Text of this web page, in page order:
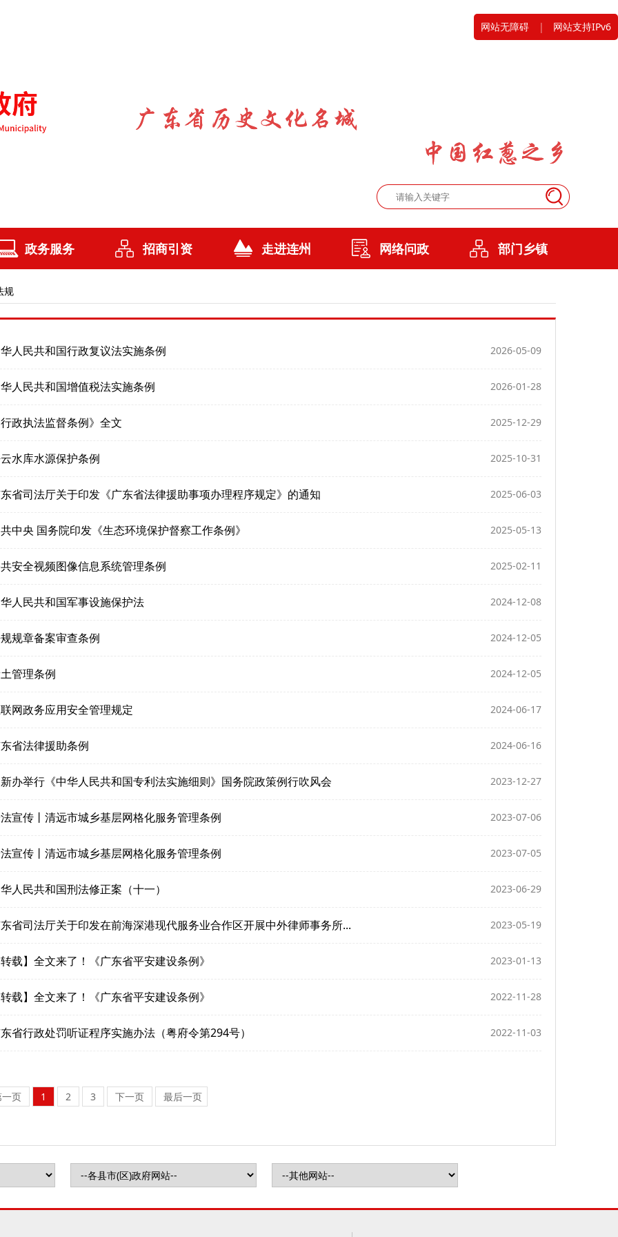
网站无障碍 | 网站支持IPv6
政务服务 招商引资 走进连州 网络问政 部门乡镇
规
人民共和国行政复议法实施条例 2026-05-09
人民共和国增值税法实施条例 2026-01-28
政执法监督条例》全文 2025-12-29
水库水源保护条例 2025-10-31
省司法厅关于印发《广东省法律援助事项办理程序规定》的通知 2025-06-03
中央 国务院印发《生态环境保护督察工作条例》 2025-05-13
安全视频图像信息系统管理条例 2025-02-11
人民共和国军事设施保护法 2024-12-08
规章备案审查条例 2024-12-05
管理条例 2024-12-05
网政务应用安全管理规定 2024-06-17
省法律援助条例 2024-06-16
办举行《中华人民共和国专利法实施细则》国务院政策例行吹风会 2023-12-27
宣传丨清远市城乡基层网格化服务管理条例 2023-07-06
宣传丨清远市城乡基层网格化服务管理条例 2023-07-05
人民共和国刑法修正案（十一） 2023-06-29
省司法厅关于印发在前海深港现代服务业合作区开展中外律师事务所... 2023-05-19
载】全文来了！《广东省平安建设条例》 2023-01-13
载】全文来了！《广东省平安建设条例》 2022-11-28
省行政处罚听证程序实施办法（粤府令第294号） 2022-11-03
页 1 2 3 下一页 最后一页